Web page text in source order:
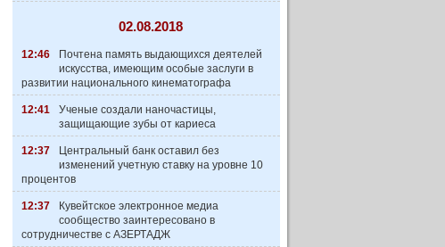
02.08.2018
12:46
Почтена память выдающихся деятелей
искусства, имеющим особые заслуги в
развитии национального кинематографа
12:41
Ученые создали наночастицы,
защищающие зубы от кариеса
12:37
Центральный банк оставил без
изменений учетную ставку на уровне 10
процентов
12:37
Кувейтское электронное медиа
сообщество заинтеpесовано в
сотрудничестве с АЗЕРТАДЖ